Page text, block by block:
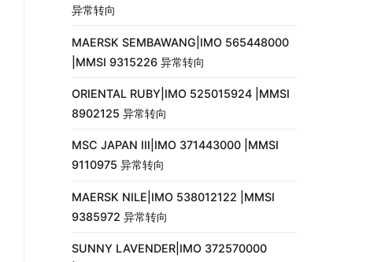
异常转向
MAERSK SEMBAWANG|IMO 565448000
|MMSI 9315226 异常转向
ORIENTAL RUBY|IMO 525015924 |MMSI
8902125 异常转向
MSC JAPAN III|IMO 371443000 |MMSI
9110975 异常转向
MAERSK NILE|IMO 538012122 |MMSI
9385972 异常转向
SUNNY LAVENDER|IMO 372570000